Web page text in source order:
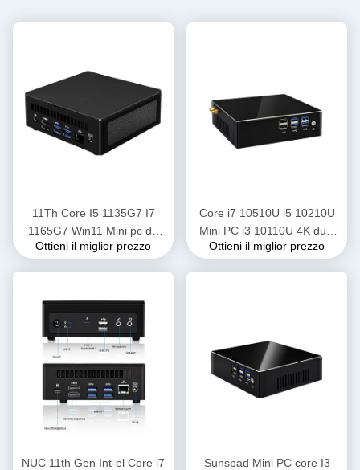
11Th Core I5 ​​1135G7 I7
1165G7 Win11 Mini pc da
gioco con DDR4 Ram M.2
Ottieni il miglior prezzo
Core i7 10510U i5 10210U
Mini PC i3 ​​10110U 4K dual
Lan Barebone Desktop
Ottieni il miglior prezzo
NUC 11th Gen Int-el Core i7
Sunspad Mini PC core I3